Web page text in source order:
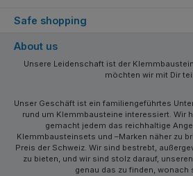
Safe shopping
About us
Unsere Leidenschaft ist der
möchten wir mit Dir
Unser Geschäft ist ein familiengeführtes
rund um Klemmbausteine interessiert. Wir
gemacht jedem das reichhaltige
Klemmbausteinsets und –Marken näher zu
Preis der Schweiz. Wir sind bestrebt,
zu bieten, und wir sind stolz darauf,
genau das zu finden, wonach